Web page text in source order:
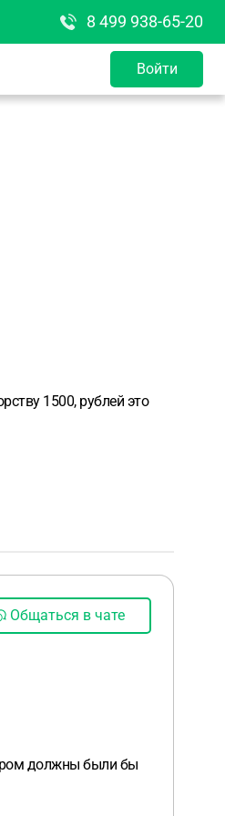
8 499 938-65-20
Войти
1500, рублей это
Общаться в чате
должны были бы